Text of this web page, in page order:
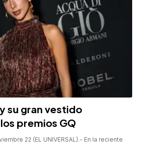
su gran vestido
premios GQ
22 (EL UNIVERSAL).- En la reciente